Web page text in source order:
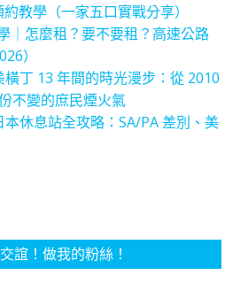
教學（一家五口實戰分享）
｜怎麼租？要不要租？高速公路
）
橫丁 13 年間的時光漫步：從 2010
不變的庶民煙火氣
休息站全攻略：SA/PA 差別、美
誼！做我的粉絲！